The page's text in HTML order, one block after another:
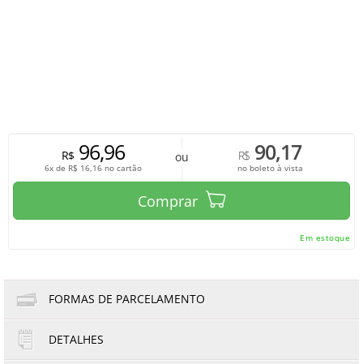
R$96,96
6x de R$ 16,16 no cartão
ou R$90,17
no boleto à vista
Comprar
Em estoque
FORMAS DE PARCELAMENTO
1x de R$96,96
DETALHES